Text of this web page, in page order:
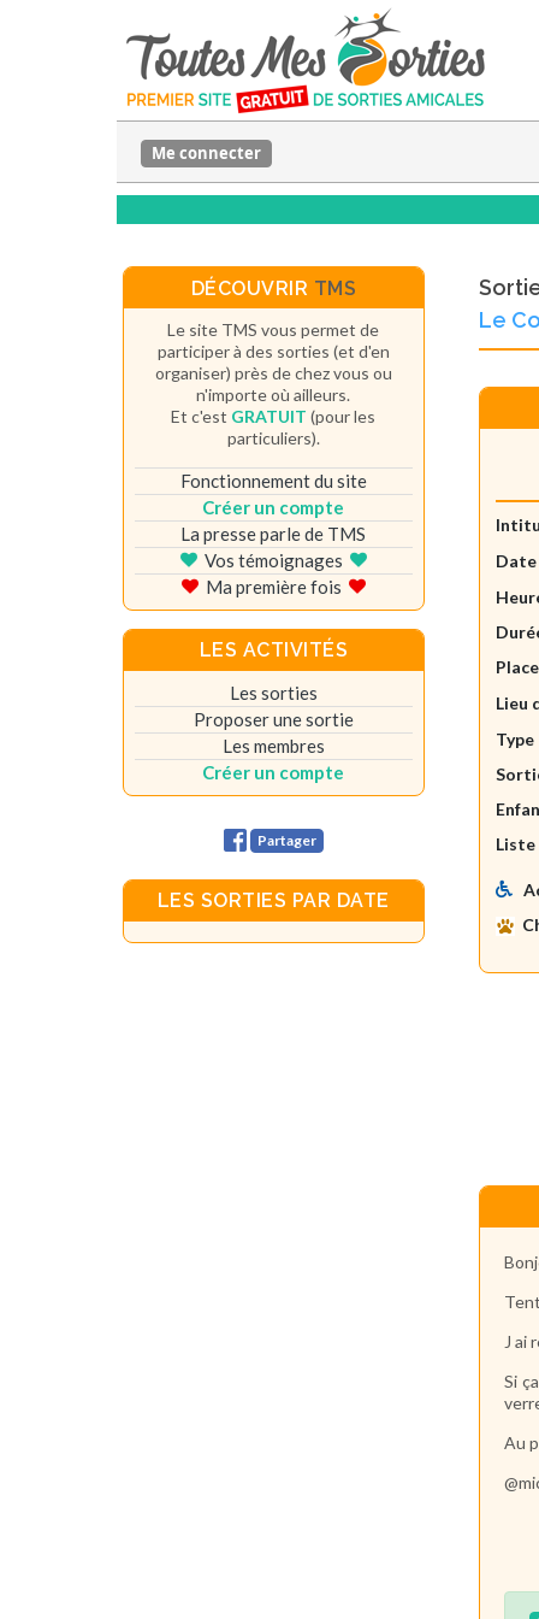
Me connecter
Le
Date
Lieu
Liste
J ai
Si
Au
DÉCOUVRIR TMS
Le site TMS vous permet de
participer à des sorties (et d'en
organiser) près de chez vous ou
n'importe où ailleurs.
Et c'est GRATUIT (pour les
particuliers).
Fonctionnement du site
Créer un compte
La presse parle de TMS
Vos témoignages
Ma première fois
LES ACTIVITÉS
Les sorties
Proposer une sortie
Les membres
Créer un compte
Partager
LES SORTIES PAR DATE